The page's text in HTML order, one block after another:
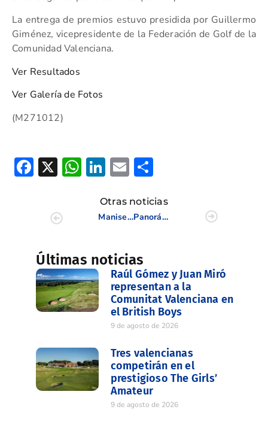
La entrega de premios estuvo presidida por Guillermo
Giménez, vicepresidente de la Federación de Golf de la
Comunidad Valenciana.
Ver Resultados
Ver Galería de Fotos
(M271012)
Facebook
X WhatsApp
LinkedIn
Email
Otras noticias
Manises finaliza cuarto en la Copa de Europa de Clubes
Panorámica Golf reunió a la élite juvenil en el Campeonato de la CV
Últimas noticias
Raúl Gómez y Juan Miró
representan a la
Comunitat Valenciana en
el British Boys
9 de agosto de 2026
Tres valencianas
competirán en el
prestigioso The Girls’
Amateur
9 de agosto de 2026